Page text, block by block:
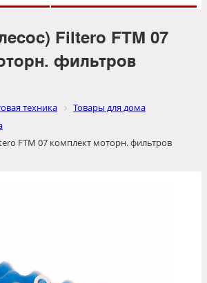
Filtero FTM 07
фильтров
техника
Товары для дома
FTM 07 комплект моторн. фильтров